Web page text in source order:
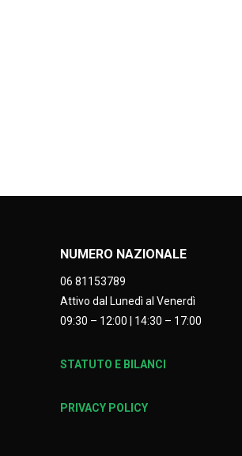
NUMERO NAZIONALE
06 81153789
Attivo dal Lunedì al Venerdì
09:30 – 12:00 | 14:30 – 17:00
STATUTO E BILANCI
PRIVACY POLICY